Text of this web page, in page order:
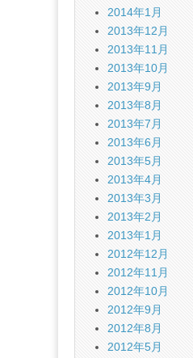
2014年1月
2013年12月
2013年11月
2013年10月
2013年9月
2013年8月
2013年7月
2013年6月
2013年5月
2013年4月
2013年3月
2013年2月
2013年1月
2012年12月
2012年11月
2012年10月
2012年9月
2012年8月
2012年5月